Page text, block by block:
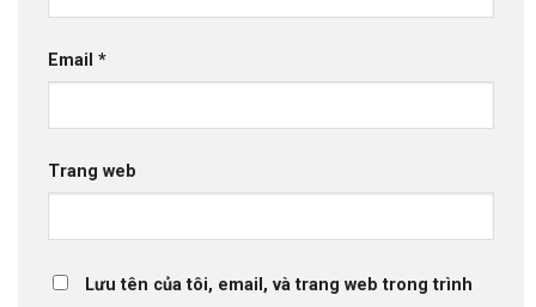
Email *
Trang web
Lưu tên của tôi, email, và trang web trong trình